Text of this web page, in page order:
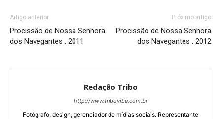
Artigo anterior
Procissão de Nossa Senhora
dos Navegantes . 2011
Próximo artigo
Procissão de Nossa Senhora
dos Navegantes . 2012
Redação Tribo
http://www.tribovibe.com.br
Fotógrafo, design, gerenciador de mídias sociais. Representante